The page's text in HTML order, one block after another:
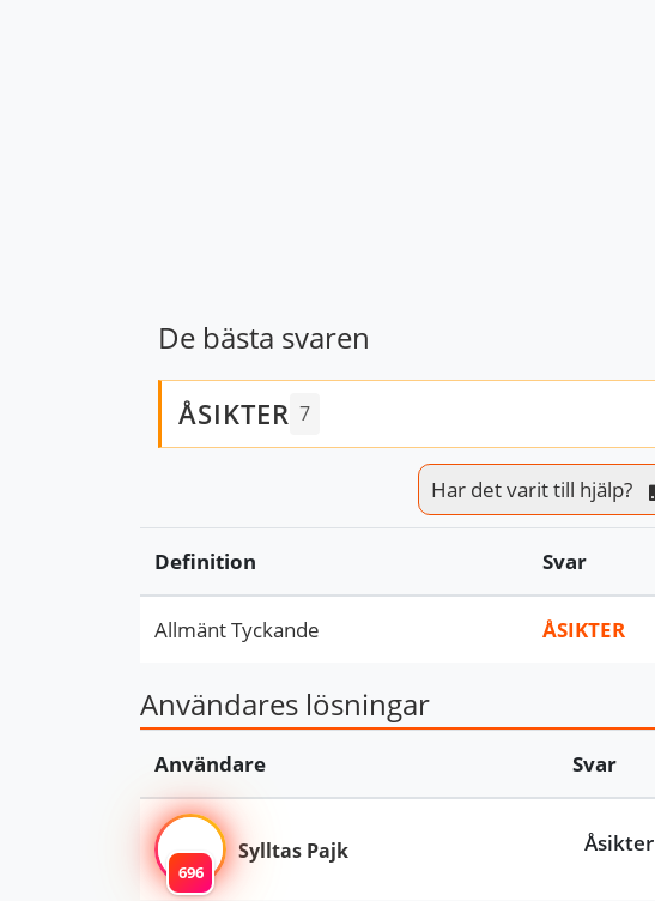
De bästa svaren
ÅSIKTER 7
Har det varit till hjälp?
Definition Svar
Allmänt Tyckande ÅSIKTER
Användares lösningar
Användare Svar
696
Sylltas Pajk Åsikter